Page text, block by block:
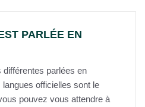
PARLÉE EN
différentes parlées en
officielles sont le
pouvez vous attendre à